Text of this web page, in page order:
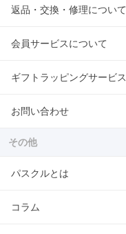
返品・交換・修理について
会員サービスについて
ギフトラッピングサービス
お問い合わせ
その他
パスクルとは
コラム